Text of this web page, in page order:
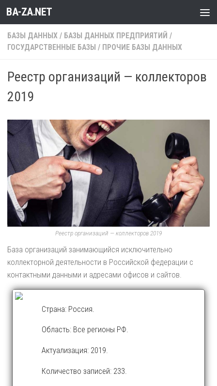
Перейти к содержимому
BA-ZA.NET
БАЗЫ ДАННЫХ / БАЗЫ ДАННЫХ ПРЕДПРИЯТИЙ /
ГОСУДАРСТВЕННЫЕ БАЗЫ / ПРОЧИЕ БАЗЫ ДАННЫХ
Реестр организаций — коллекторов
2019
Реестр организаций — коллекторов 2019
База организаций занимающийся исключительно
коллекторной деятельности в Российской федерации с
контактными данными и адресами офисов и сайтов.
Страна: Россия.
Область: Все регионы РФ.
Актуализация: 2019.
Количество записей: 233.